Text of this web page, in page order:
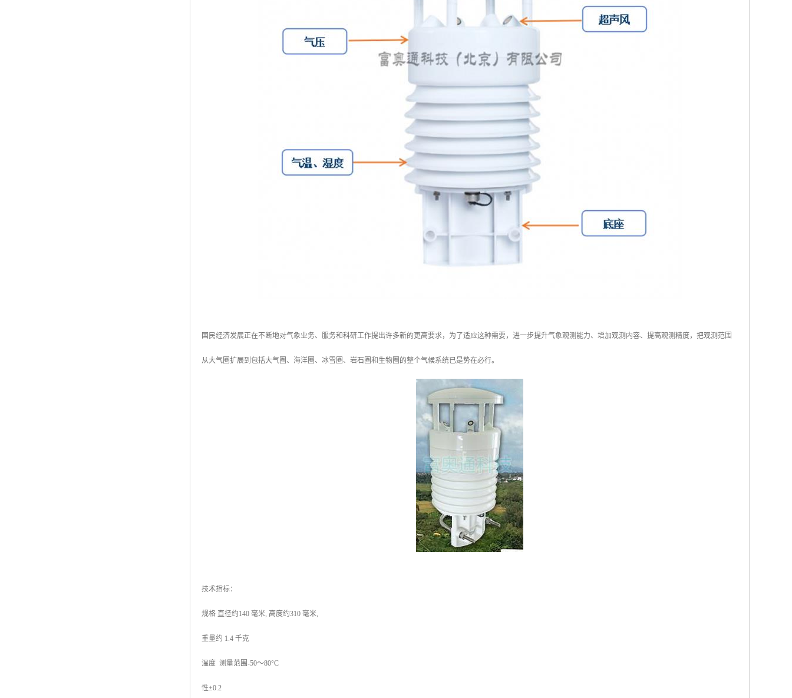
国民经济发展正在不断地对气象业务、服务和科研工作提出许多新的更高要求，为了适应这种需要，进一步提升气象观测能力、增加观测内容、提高观测精度，把观测范围
从大气圈扩展到包括大气圈、海洋圈、冰雪圈、岩石圈和生物圈的整个气候系统已是势在必行。
技术指标：
规格 直径约140 毫米, 高度约310 毫米,
重量约 1.4 千克
温度 测量范围-50～80°C
性±0.2